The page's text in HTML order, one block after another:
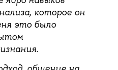
которое он
это было